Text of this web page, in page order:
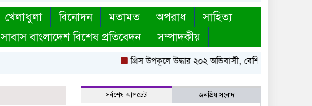
খেলাধুলা বিনোদন মতামত অপরাধ
সাহিত্য
সাবাস বাংলাদেশ বিশেষ প্রতিবেদন সম্পাদকীয়
গ্রিস উপকূলে উদ্ধার ২০২ অভিবাসী, বেশিরভাগই বাংলাদেশি
সর্বশেষ আপডেট জনপ্রিয় সংবাদ